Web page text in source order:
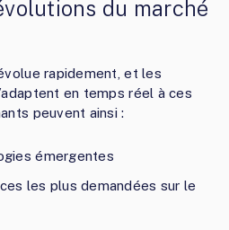
du marché
rapidement, et les
en temps réel à ces
peuvent ainsi :
émergentes
les plus demandées sur le